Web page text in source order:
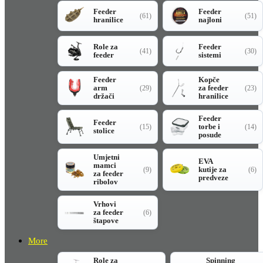
Feeder
hranilice
(61)
Feeder
najloni
(51)
Role za
feeder
(41)
Feeder
sistemi
(30)
Feeder
arm
držači
(29)
Kopče
za feeder
hranilice
(23)
Feeder
stolice
(15)
Feeder
torbe i
posude
(14)
Umjetni
mamci
za feeder
ribolov
(9)
EVA
kutije za
predveze
(6)
Vrhovi
za feeder
štapove
(6)
More
Role za
Spinning